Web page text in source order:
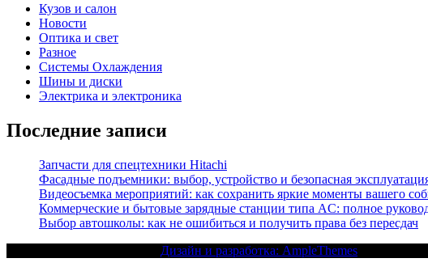
Кузов и салон
Новости
Оптика и свет
Разное
Системы Охлаждения
Шины и диски
Электрика и электроника
Последние записи
Запчасти для спецтехники Hitachi
Фасадные подъемники: выбор, устройство и безопасная
Видеосъемка мероприятий: как сохранить яркие моменты вашего
Коммерческие и бытовые зарядные станции типа AC: полное
Выбор автошколы: как не ошибиться и получить права без пересдач
Дизайн и разработка: AmpleThemes